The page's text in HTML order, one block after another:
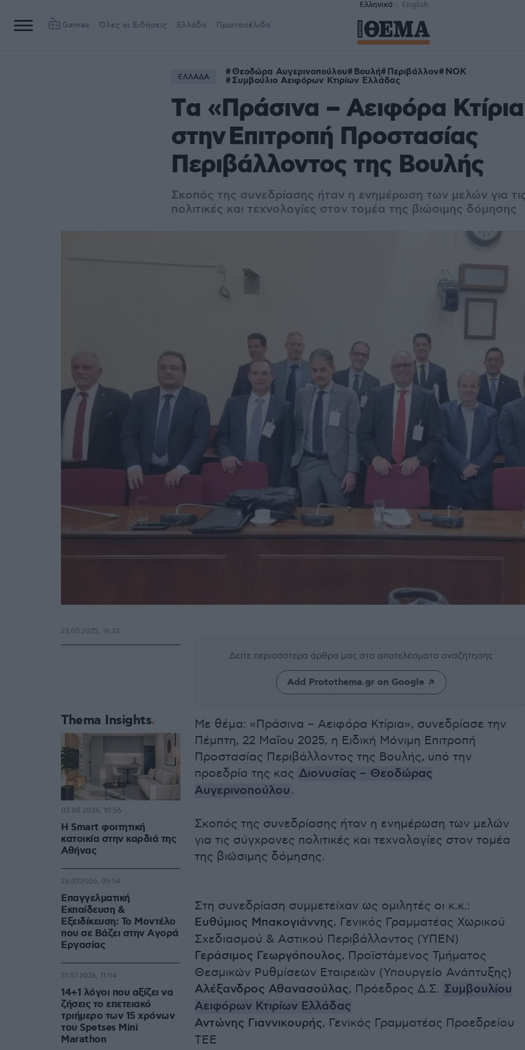
Ελληνικά English
Games Όλες οι Ειδήσεις Ελλάδα Πρωτοσέλιδα
ΕΛΛΑΔΑ Θεοδώρα Αυγερινοπούλου Βουλή Περιβάλλον ΝΟΚ
Συμβούλιο Αειφόρων Κτιρίων Ελλάδας
Tα «Πράσινα – Αειφόρα
στην Επιτροπή Προστασίας
Περιβάλλοντος της Βουλής
Σκοπός της συνεδρίασης ήταν η ενημέρωση των μελών για
πολιτικές και τεχνολογίες στον τομέα της βιώσιμης δόμησης
Δείτε περισσότερα άρθρα μας στα αποτελέσματα αναζήτησης
Add Protothema.gr on Google
Με θέμα: «Πράσινα – Αειφόρα Κτίρια», συνεδρίασε την
Πέμπτη, 22 Μαΐου 2025, η Ειδική Μόνιμη Επιτροπή
Προστασίας Περιβάλλοντος της Βουλής, υπό την
προεδρία της κας Διονυσίας – Θεοδώρας
Αυγερινοπούλου.
Σκοπός της συνεδρίασης ήταν η ενημέρωση των μελών
για τις σύγχρονες πολιτικές και τεχνολογίες στον τομέα
της βιώσιμης δόμησης.
Στη συνεδρίαση συμμετείχαν ως ομιλητές οι κ.κ.:
Ευθύμιος Μπακογιάννης, Γενικός Γραμματέας Χωρικού
Σχεδιασμού & Αστικού Περιβάλλοντος (ΥΠΕΝ)
Γεράσιμος Γεωργόπουλος, Προϊστάμενος Τμήματος
Θεσμικών Ρυθμίσεων Εταιρειών (Υπουργείο Ανάπτυξης)
Αλέξανδρος Αθανασούλας, Πρόεδρος Δ.Σ. Συμβουλίου
Αειφόρων Κτιρίων Ελλάδας
Αντώνης Γιαννικουρής, Γενικός Γραμματέας Προεδρείου
ΤΕΕ
23.05.2025, 16:33
Thema Insights
Η Smart φοιτητική
κατοικία στην καρδιά της
Αθήνας
03.08.2026, 10:56
Επαγγελματική
Εκπαίδευση &
Εξειδίκευση: Το Mοντέλο
που σε Bάζει στην Aγορά
Eργασίας
26.07.2026, 09:54
14+1 λόγοι που αξίζει να
ζήσεις το επετειακό
τριήμερο των 15 χρόνων
του Spetses Mini
Marathon
31.07.2026, 11:04